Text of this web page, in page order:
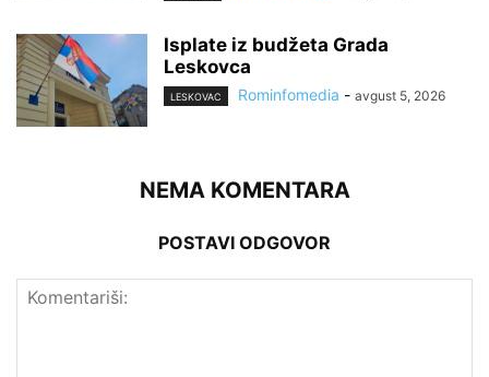
Isplate iz budžeta Grada
Leskovca
LESKOVAC Rominfomedia - avgust 5, 2026
NEMA KOMENTARA
POSTAVI ODGOVOR